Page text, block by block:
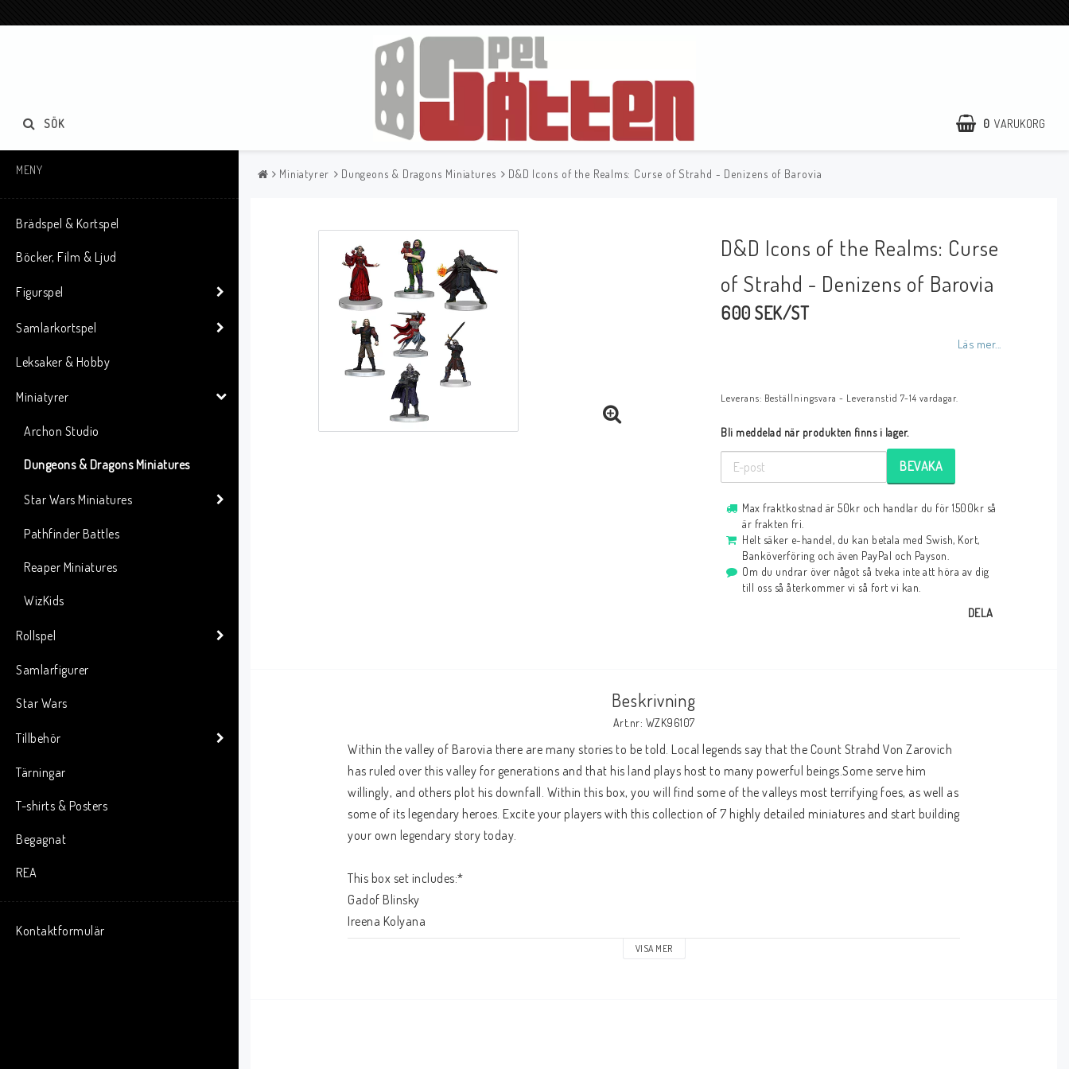
0 VARUKORG
SÖK
MENY
Brädspel & Kortspel
Böcker, Film & Ljud
Figurspel
Samlarkortspel
Leksaker & Hobby
Miniatyrer
Archon Studio
Dungeons & Dragons Miniatures
Star Wars Miniatures
Pathfinder Battles
Reaper Miniatures
WizKids
Rollspel
Samlarfigurer
Star Wars
Tillbehör
Tärningar
T-shirts & Posters
Begagnat
REA
Kontaktformulär
Miniatyrer Dungeons & Dragons Miniatures D&D Icons of the Realms: Curse of Strahd - Denizens of Barovia
D&D Icons of the Realms: Curse
of Strahd - Denizens of Barovia
600 SEK/ST
Läs mer...
Leverans: Beställningsvara - Leveranstid 7-14 vardagar.
Bli meddelad när produkten finns i lager.
BEVAKA
Max fraktkostnad är 50kr och handlar du för 1500kr så
är frakten fri.
Helt säker e-handel, du kan betala med Swish, Kort,
Banköverföring och även PayPal och Payson.
Om du undrar över något så tveka inte att höra av dig
till oss så återkommer vi så fort vi kan.
DELA
Beskrivning
Art.nr: WZK96107
Within the valley of Barovia there are many stories to be told. Local legends say that the Count Strahd Von Zarovich
has ruled over this valley for generations and that his land plays host to many powerful beings.Some serve him
willingly, and others plot his downfall. Within this box, you will find some of the valleys most terrifying foes, as well as
some of its legendary heroes. Excite your players with this collection of 7 highly detailed miniatures and start building
your own legendary story today.
This box set includes:*
Gadof Blinsky
Ireena Kolyana
Ismark Kolyanovich
VISA MER